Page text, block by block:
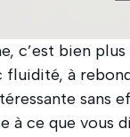
c’est bien
fluidité, à
sans
à ce que vous